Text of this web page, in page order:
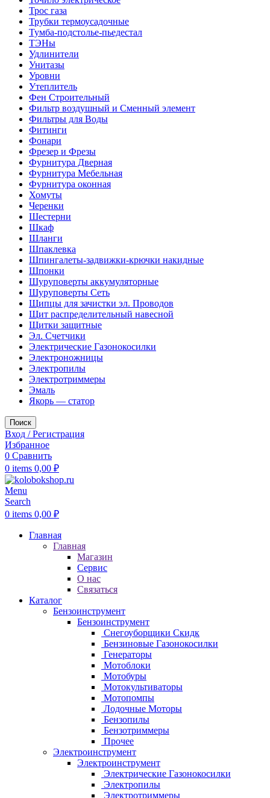
Трос газа
Трубки термоусадочные
Тумба-подстолье-пьедестал
ТЭНы
Удлинители
Унитазы
Уровни
Утеплитель
Фен Строительный
Фильтр воздушный и Сменный элемент
Фильтры для Воды
Фитинги
Фонари
Фрезер и Фрезы
Фурнитура Дверная
Фурнитура Мебельная
Фурнитура оконная
Хомуты
Черенки
Шестерни
Шкаф
Шланги
Шпаклевка
Шпингалеты-задвижки-крючки накидные
Шпонки
Шуруповерты аккумуляторные
Шуруповерты Сеть
Щипцы для зачистки эл. Проводов
Щит распределительный навесной
Щитки защитные
Эл. Счетчики
Электрические Газонокосилки
Электроножницы
Электропилы
Электротриммеры
Эмаль
Якорь — статор
Поиск
Вход / Регистрация
Избранное
0 Сравнить
0 items 0,00 ₽
Menu
Search
0 items 0,00 ₽
Главная
Главная
Магазин
Сервис
О нас
Связаться
Каталог
Бензоинструмент
Бензоинструмент
Снегоуборщики Скидк
Бензиновые Газонокосилки
Генераторы
Мотоблоки
Мотобуры
Мотокультиваторы
Мотопомпы
Лодочные Моторы
Бензопилы
Бензотриммеры
Прочее
Электроинструмент
Электроинструмент
Электрические Газонокосилки
Электропилы
Электротриммеры